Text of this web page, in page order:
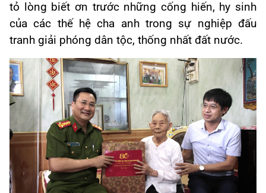
tỏ lòng biết ơn trước những cống hiến, hy sinh
của các thế hệ cha anh trong sự nghiệp đấu
tranh giải phóng dân tộc, thống nhất đất nước.